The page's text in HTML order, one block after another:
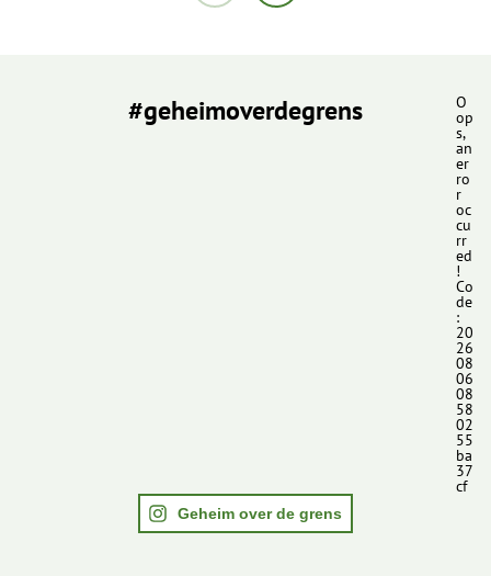
#geheimoverdegrens O
op
s,
an
er
ro
r
oc
cu
rr
ed
!
Co
de
:
20
26
08
06
08
58
02
55
ba
37
cf
Geheim over de grens